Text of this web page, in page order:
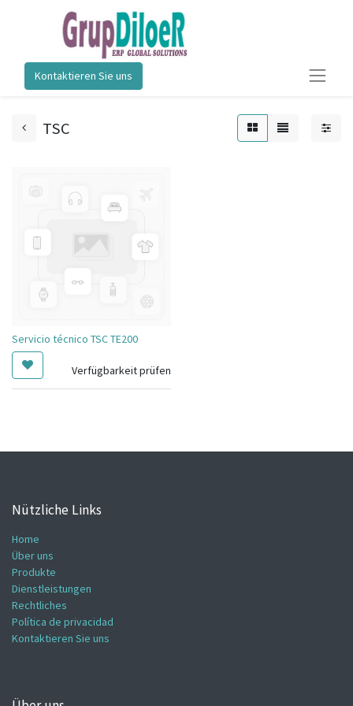
Kontaktieren Sie uns
TSC
Servicio técnico TSC TE200
Verfügbarkeit prüfen
Nützliche Links
Home
Über uns
Produkte
Dienstleistungen
Rechtliches
Política de privacidad
Kontaktieren Sie uns